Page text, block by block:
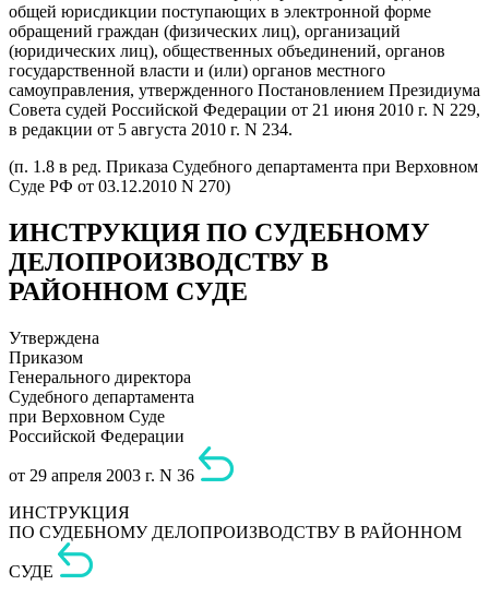
общей юрисдикции поступающих в электронной форме
обращений граждан (физических лиц), организаций
(юридических лиц), общественных объединений, органов
государственной власти и (или) органов местного
самоуправления, утвержденного Постановлением Президиума
Совета судей Российской Федерации от 21 июня 2010 г. N 229,
в редакции от 5 августа 2010 г. N 234.
(п. 1.8 в ред. Приказа Судебного департамента при Верховном
Суде РФ от 03.12.2010 N 270)
ИНСТРУКЦИЯ ПО СУДЕБНОМУ
ДЕЛОПРОИЗВОДСТВУ В
РАЙОННОМ СУДЕ
Утверждена
Приказом
Генерального директора
Судебного департамента
при Верховном Суде
Российской Федерации
от 29 апреля 2003 г. N 36
ИНСТРУКЦИЯ
ПО СУДЕБНОМУ ДЕЛОПРОИЗВОДСТВУ В РАЙОННОМ
СУДЕ